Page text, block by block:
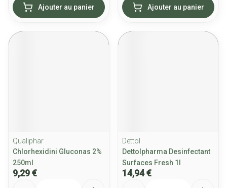
Ajouter au panier Ajouter au panier
Qualiphar
Chlorhexidini Gluconas 2%
250ml
9,29 €
Dettol
Dettolpharma Desinfectant
Surfaces Fresh 1l
14,94 €